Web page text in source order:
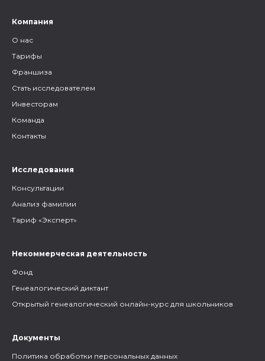
Компания
О нас
Тарифы
Франшиза
Стать исследователем
Инвесторам
Команда
Контакты
Исследования
Консультации
Анализ фамилии
Тариф «Эксперт»
Некоммерческая деятельность
Фонд
Генеалогический диктант
Открытый генеалогический онлайн-курс для школьников
Документы
Политика обработки персональных данных